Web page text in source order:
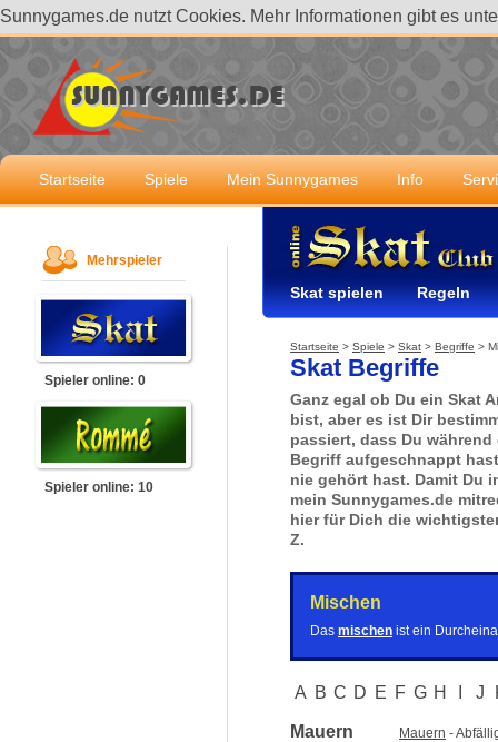
Sunnygames.de nutzt Cookies. Mehr Informationen gibt es
Startseite Spiele Mein Sunnygames Info
Mehrspieler
Spieler online: 0
Spieler online: 10
Skat spielen Regeln
Startseite > Spiele > Skat > Begriffe >
Skat Begriffe
Ganz egal ob Du ein Skat
bist, aber es ist Dir
passiert, dass Du
Begriff aufgeschnappt
nie gehört hast. Damit Du
mein Sunnygames.de
hier für Dich die
Z.
Mischen
Das mischen ist ein
A B C D E F G H J
Mauern Mauern -